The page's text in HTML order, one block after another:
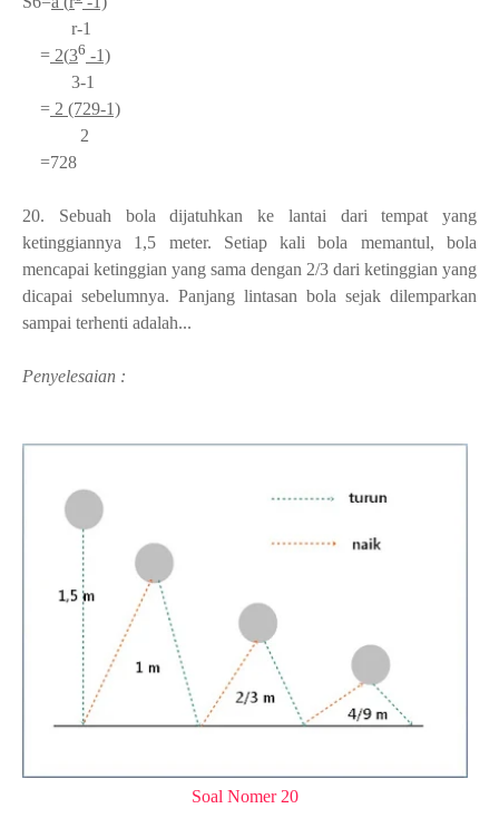
r-1
= 2(36 -1)
3-1
= 2 (729-1)
2
=728
20. Sebuah bola dijatuhkan ke lantai dari tempat yang
ketinggiannya 1,5 meter. Setiap kali bola memantul, bola
mencapai ketinggian yang sama dengan 2/3 dari ketinggian yang
dicapai sebelumnya. Panjang lintasan bola sejak dilemparkan
sampai terhenti adalah...
Penyelesaian :
Soal Nomer 20